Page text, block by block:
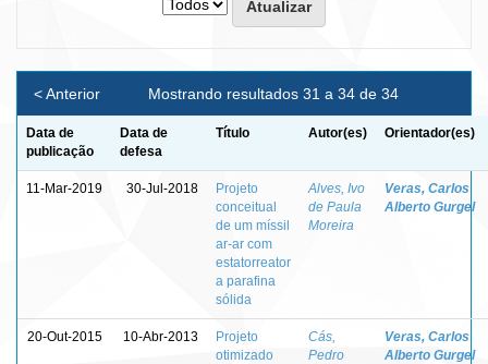
Mostrando resultados 31 a 34 de 34
< Anterior
Data de
publicação
Data de
defesa
Título Autor(es) Orientador(es)
11-Mar-2019 30-Jul-2018
Projeto
conceitual
de um míssil
ar-ar com
estatorreator
a parafina
sólida
Alves, Ivo
de Paula
Moreira
Veras, Carlos
Alberto Gurgel
20-Out-2015 10-Abr-2013
Projeto
otimizado
Cás,
Pedro
Veras, Carlos
Alberto Gurgel